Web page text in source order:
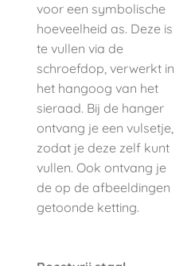
voor een symbolische
hoeveelheid as. Deze is
te vullen via de
schroefdop, verwerkt in
het hangoog van het
sieraad. Bij de hanger
ontvang je een vulsetje,
zodat je deze zelf kunt
vullen. Ook ontvang je
de op de afbeeldingen
getoonde ketting.